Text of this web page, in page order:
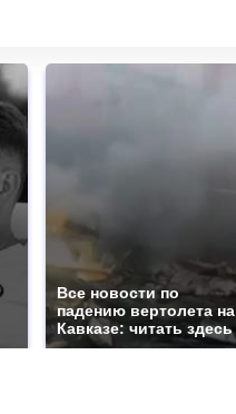
Все новости по
падению вертолета на
Кавказе: читать здесь